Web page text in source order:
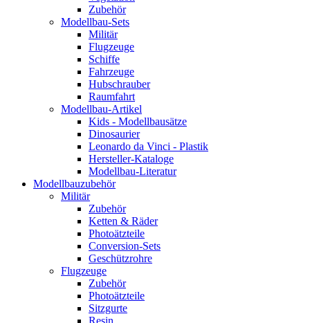
Zubehör
Modellbau-Sets
Militär
Flugzeuge
Schiffe
Fahrzeuge
Hubschrauber
Raumfahrt
Modellbau-Artikel
Kids - Modellbausätze
Dinosaurier
Leonardo da Vinci - Plastik
Hersteller-Kataloge
Modellbau-Literatur
Modellbauzubehör
Militär
Zubehör
Ketten & Räder
Photoätzteile
Conversion-Sets
Geschützrohre
Flugzeuge
Zubehör
Photoätzteile
Sitzgurte
Resin